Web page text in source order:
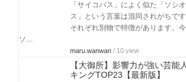
「サイコパス」によく似た「ソシ
ス」という言葉は混同されがちです
それぞれ別物で特徴があります。
ソ…
maru.wanwan / 10 view
【大御所】影響力が強い芸能
キングTOP23【最新版】